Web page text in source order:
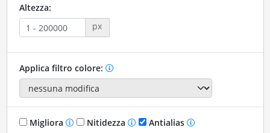
Altezza:
px
Applica filtro colore:
Migliora Nitidezza
Antialias